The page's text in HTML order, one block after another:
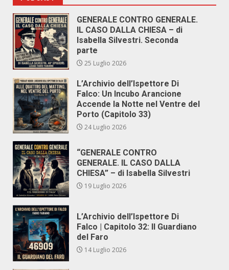
GENERALE CONTRO GENERALE.
IL CASO DALLA CHIESA – di
Isabella Silvestri. Seconda
parte
25 Luglio 2026
L’Archivio dell’Ispettore Di
Falco: Un Incubo Arancione
Accende la Notte nel Ventre del
Porto (Capitolo 33)
24 Luglio 2026
“GENERALE CONTRO
GENERALE. IL CASO DALLA
CHIESA” – di Isabella Silvestri
19 Luglio 2026
L’Archivio dell’Ispettore Di
Falco | Capitolo 32: Il Guardiano
del Faro
14 Luglio 2026